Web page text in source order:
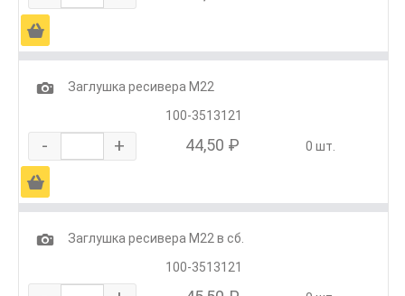
Ä
1
Заглушка ресивера М22
100-3513121
- + 44,50 ₽ 0 шт.
Ä
1
Заглушка ресивера М22 в сб.
100-3513121